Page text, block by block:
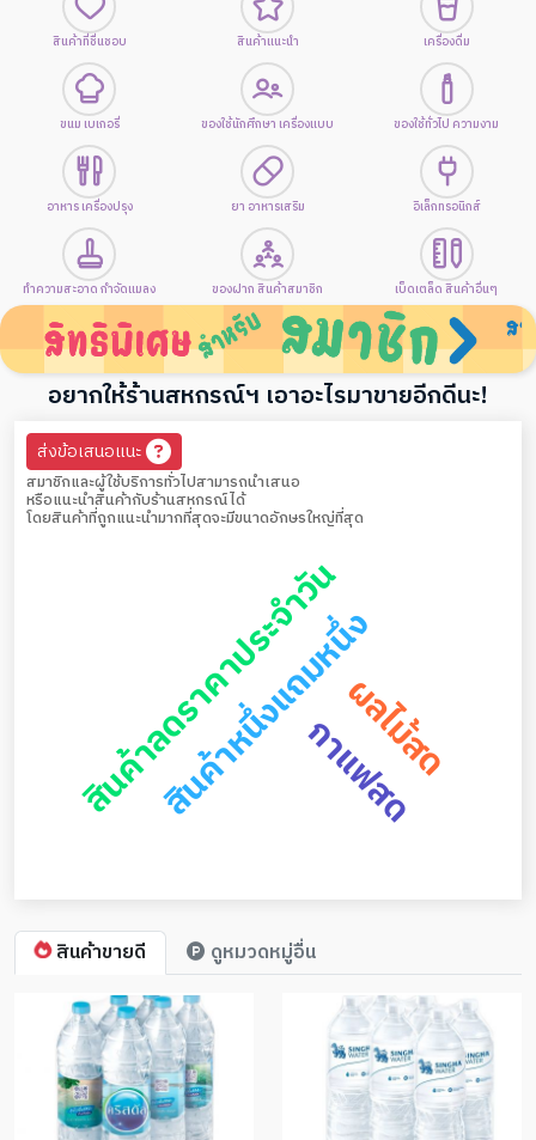
สินค้าที่ชื่นชอบ สินค้าแนะนำ เครื่องดื่ม
ขนม เบเกอรี่ ของใช้นักศึกษา เครื่องแบบ ของใช้ทั่วไป ความงาม
อาหาร เครื่องปรุง ยา อาหารเสริม อิเล็กทรอนิกส์
ทำความสะอาด กำจัดแมลง ของฝาก สินค้าสมาชิก เบ็ดเตล็ด สินค้าอื่นๆ
อยากให้ร้านสหกรณ์ฯ เอาอะไรมาขายอีกดีนะ!
ส่งข้อเสนอแนะ
สินค้าหนึ่งแถมหนึ่ง
กาแฟสด
สินค้าลดราคาประจำวันผลไม้สด
.
สมาชิกและผู้ใช้บริการทั่วไปสามารถนำเสนอ
หรือแนะนำสินค้ากับร้านสหกรณ์ได้
โดยสินค้าที่ถูกแนะนำมากที่สุดจะมีขนาดอักษรใหญ่ที่สุด
สินค้าขายดี ดูหมวดหมู่อื่น